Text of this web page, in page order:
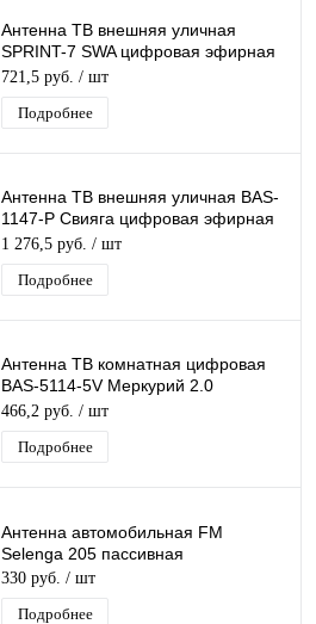
Антенна ТВ внешняя уличная
SPRINT-7 SWA цифровая эфирная
для DVB-T2 телевидения Рэмо
BAS-1161-SWA
721,5 руб. / шт
Подробнее
Антенна ТВ внешняя уличная BAS-
1147-Р Свияга цифровая эфирная
для DVB-T2 телевидения наружная
Рэмо
1 276,5 руб. / шт
Подробнее
Антенна ТВ комнатная цифровая
BAS-5114-5V Меркурий 2.0
эфирная для DVB-T2 телевидения
466,2 руб. / шт
Подробнее
Антенна автомобильная FM
Selenga 205 пассивная
330 руб. / шт
Подробнее